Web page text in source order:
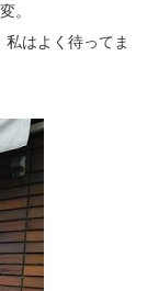
。
はよく待ってま